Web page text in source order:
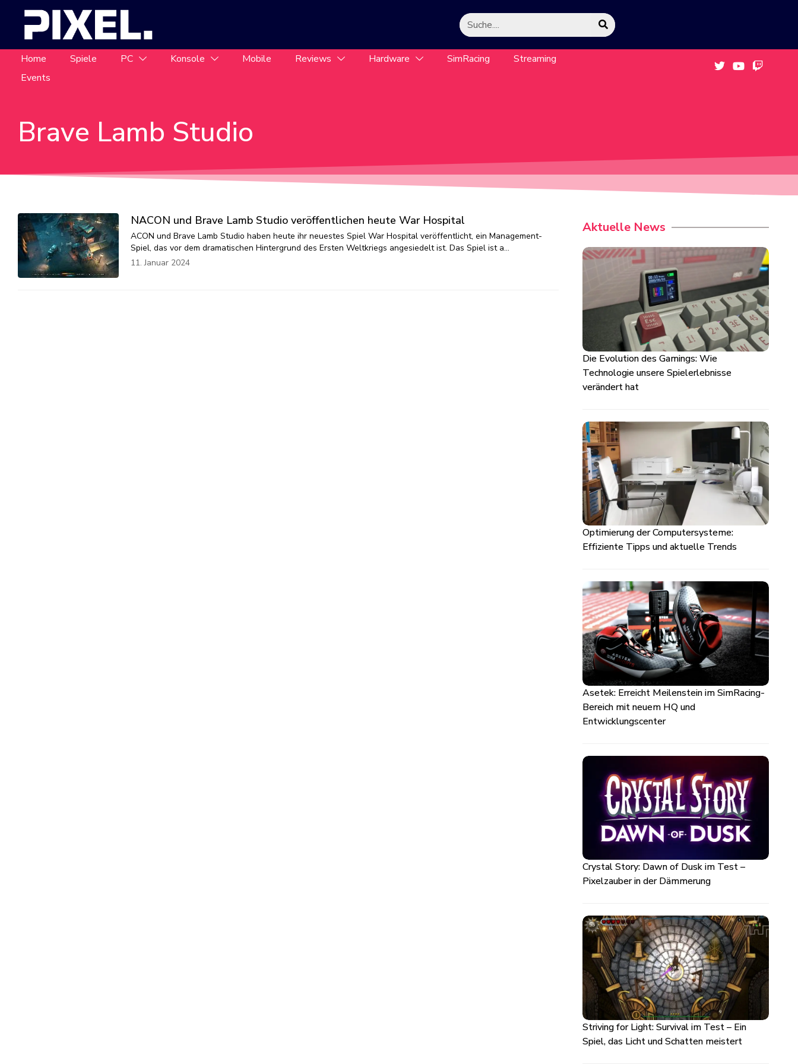
Home Spiele PC Konsole Mobile Reviews Hardware SimRacing
Streaming
Events
Brave Lamb Studio
NACON und Brave Lamb Studio veröffentlichen heute War Hospital
ACON und Brave Lamb Studio haben heute ihr neuestes Spiel War Hospital veröffentlicht, ein Management-
Spiel, das vor dem dramatischen Hintergrund des Ersten Weltkriegs angesiedelt ist. Das Spiel ist a…
11. Januar 2024
Aktuelle News
Die Evolution des Gamings: Wie
Technologie unsere Spielerlebnisse
verändert hat
Optimierung der Computersysteme:
Effiziente Tipps und aktuelle Trends
Asetek: Erreicht Meilenstein im SimRacing-
Bereich mit neuem HQ und
Entwicklungscenter
Crystal Story: Dawn of Dusk im Test –
Pixelzauber in der Dämmerung
Striving for Light: Survival im Test – Ein
Spiel, das Licht und Schatten meistert